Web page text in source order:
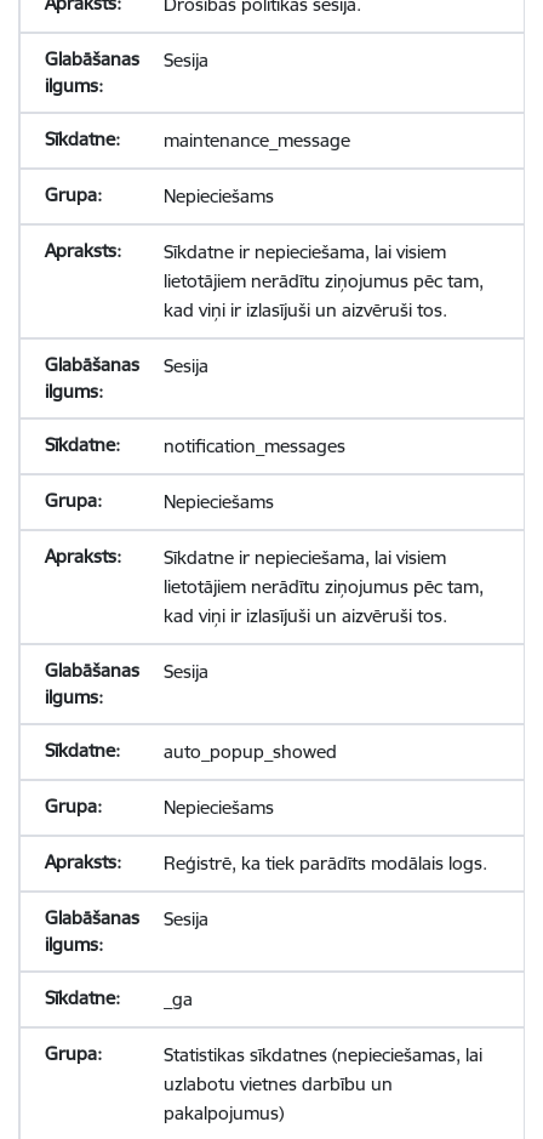
Sesija
maintenance_message
Nepieciešams
Sīkdatne ir nepieciešama, lai visiem
lietotājiem nerādītu ziņojumus pēc tam,
kad viņi ir izlasījuši un aizvēruši tos.
Sesija
notification_messages
Nepieciešams
Sīkdatne ir nepieciešama, lai visiem
lietotājiem nerādītu ziņojumus pēc tam,
kad viņi ir izlasījuši un aizvēruši tos.
Sesija
auto_popup_showed
Nepieciešams
Reģistrē, ka tiek parādīts modālais logs.
Sesija
_ga
Statistikas sīkdatnes (nepieciešamas, lai
uzlabotu vietnes darbību un
pakalpojumus)